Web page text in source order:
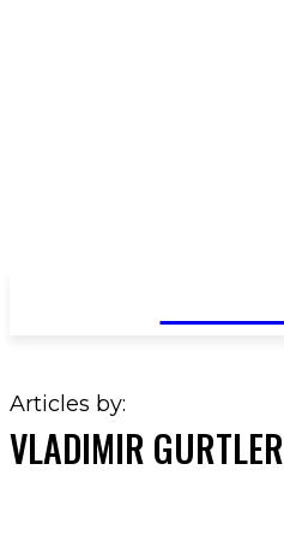
Articles by:
VLADIMIR GURTLER